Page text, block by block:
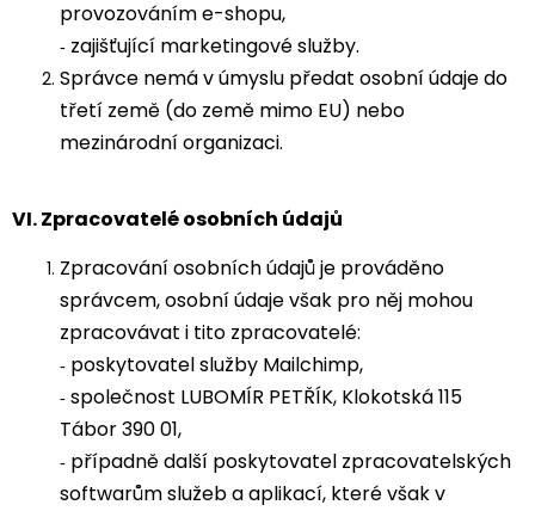
provozováním e-shopu,
- zajišťující marketingové služby.
Správce nemá v úmyslu předat osobní údaje do
třetí země (do země mimo EU) nebo
mezinárodní organizaci.
VI.Zpracovatelé osobních údajů
Zpracování osobních údajů je prováděno
správcem, osobní údaje však pro něj mohou
zpracovávat i tito zpracovatelé:
- poskytovatel služby Mailchimp,
- společnost LUBOMÍR PETŘÍK, Klokotská 115
Tábor 390 01,
- případně další poskytovatel zpracovatelských
softwarům služeb a aplikací, které však v